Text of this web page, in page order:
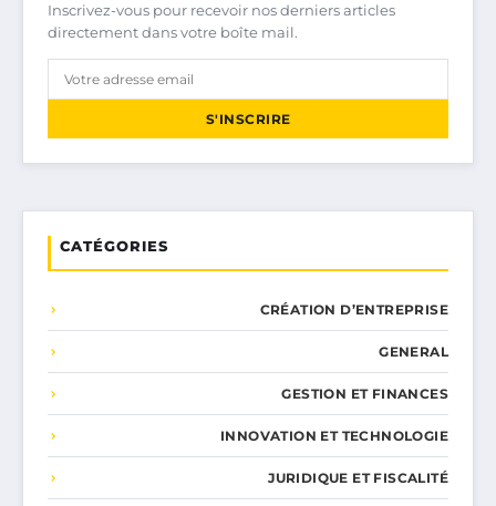
Inscrivez-vous pour recevoir nos derniers articles
directement dans votre boîte mail.
S'INSCRIRE
CATÉGORIES
CRÉATION D’ENTREPRISE
GENERAL
GESTION ET FINANCES
INNOVATION ET TECHNOLOGIE
JURIDIQUE ET FISCALITÉ